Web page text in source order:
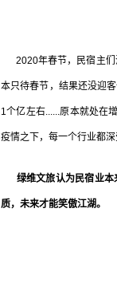
2020年春节，民宿主们
本只待春节，结果还没迎
1个亿左右......原本就处在
疫情之下，每一个行业都
绿维文旅认为民宿业本
质，未来才能笑傲江湖。